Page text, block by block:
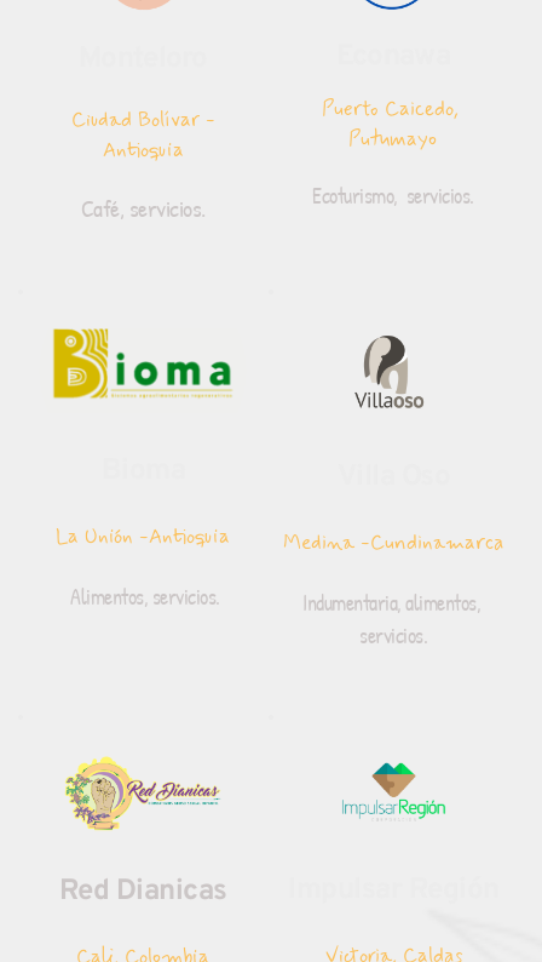
Ciudad Bolívar -
Antioquia
Café, servicios.
Puerto Caicedo,
Putumayo
Ecoturismo,  servicios.
La Unión -Antioquia
Alimentos, servicios.
Medina -Cundinamarca
Indumentaria, alimentos,
servicios.
Red Dianicas
Victoria, Caldas